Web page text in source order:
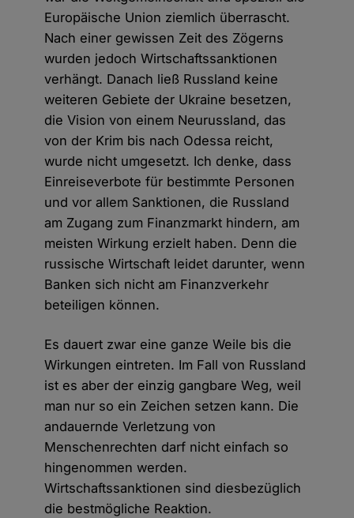
Europäische Union ziemlich überrascht.
Nach einer gewissen Zeit des Zögerns
wurden jedoch Wirtschaftssanktionen
verhängt. Danach ließ Russland keine
weiteren Gebiete der Ukraine besetzen,
die Vision von einem Neurussland, das
von der Krim bis nach Odessa reicht,
wurde nicht umgesetzt. Ich denke, dass
Einreiseverbote für bestimmte Personen
und vor allem Sanktionen, die Russland
am Zugang zum Finanzmarkt hindern, am
meisten Wirkung erzielt haben. Denn die
russische Wirtschaft leidet darunter, wenn
Banken sich nicht am Finanzverkehr
beteiligen können.
Es dauert zwar eine ganze Weile bis die
Wirkungen eintreten. Im Fall von Russland
ist es aber der einzig gangbare Weg, weil
man nur so ein Zeichen setzen kann. Die
andauernde Verletzung von
Menschenrechten darf nicht einfach so
hingenommen werden.
Wirtschaftssanktionen sind diesbezüglich
die bestmögliche Reaktion.